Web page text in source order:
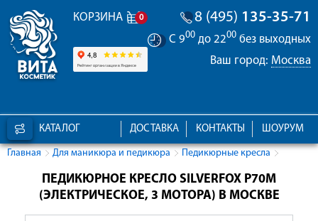
КОРЗИНА 0 8 (495) 135-35-71
С 900 до 2200 без выходных
Ваш город: Москва
КАТАЛОГ ШОУРУМ
КОНТАКТЫ
ДОСТАВКА
Главная Для маникюра и педикюра Педикюрные кресла
ПЕДИКЮРНОЕ КРЕСЛО SILVERFOX Р70M
(ЭЛЕКТРИЧЕСКОЕ, 3 МОТОРА) В МОСКВЕ